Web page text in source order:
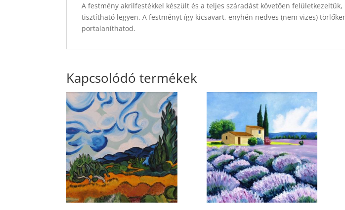
A festmény akrilfestékkel készült és a teljes száradást követően
tisztítható legyen. A festményt így kicsavart, enyhén nedves (nem vizes)
portalaníthatod.
Kapcsolódó termékek